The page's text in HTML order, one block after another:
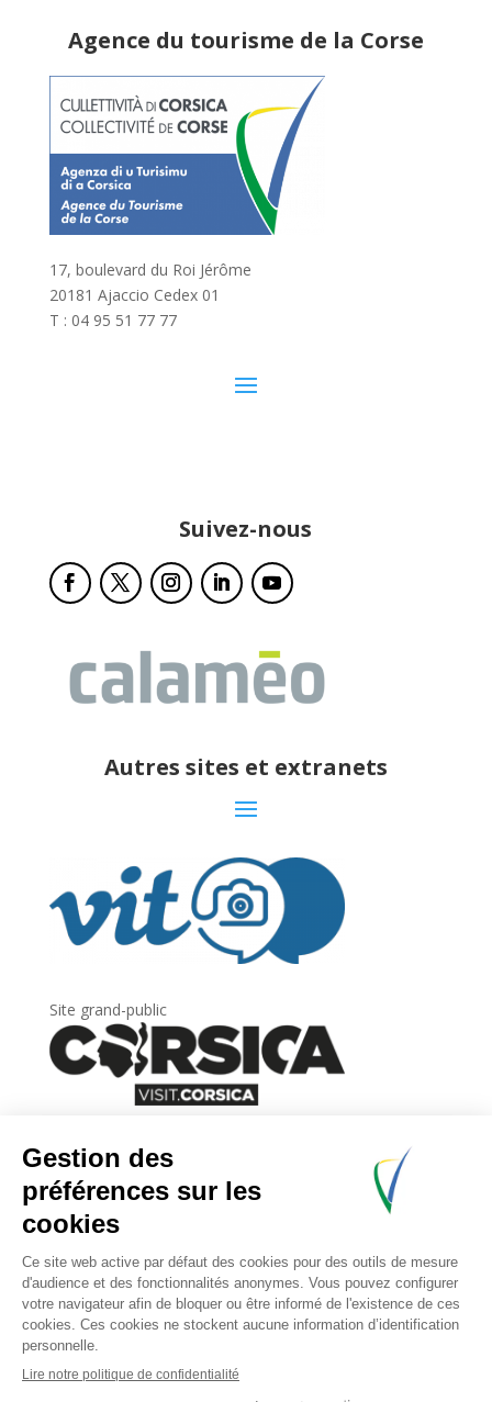
Agence du tourisme de la Corse
17, boulevard du Roi Jérôme
20181 Ajaccio Cedex 01
T : 04 95 51 77 77
Suivez-nous
Autres sites et extranets
Site grand-public
Newsletter
Inscrivez-vous àla lettre d’information
l’Agence du tourisme de la Corse.